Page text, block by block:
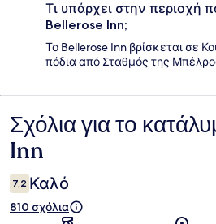
Τι υπάρχει στην περιοχή
Bellerose Inn;
Το Bellerose Inn βρίσκεται σε
πόδια από Σταθμός της
Σχόλια
Σχόλια για το
Inn
7,2 Καλό
810 σχόλια